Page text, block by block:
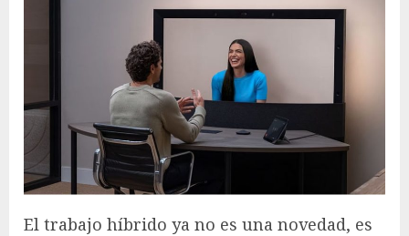
El trabajo híbrido ya no es una novedad, es